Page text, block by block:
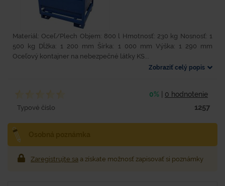
Materiál: Oceľ/Plech Objem: 800 l Hmotnosť: 230 kg Nosnosť: 1
500 kg Dĺžka: 1 200 mm Šírka: 1 000 mm Výška: 1 290 mm
Oceľový kontajner na nebezpečné látky KS...
Zobraziť celý popis
0% 0 hodnotenie
Typové číslo 1257
Zaregistrujte sa a získate možnosť zapisovať si poznámky